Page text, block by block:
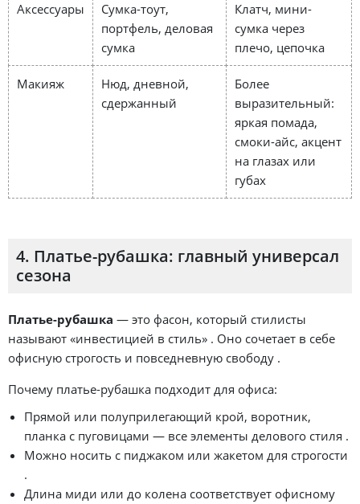
Аксессуары
Сумка-тоут,
портфель, деловая
сумка
Клатч, мини-
сумка через
плечо, цепочка
Макияж
Нюд, дневной,
сдержанный
Более
выразительный:
яркая помада,
смоки-айс, акцент
на глазах или
губах
4. Платье-рубашка: главный универсал
сезона
Платье-рубашка — это фасон, который стилисты
называют «инвестицией в стиль» . Оно сочетает в себе
офисную строгость и повседневную свободу .
Почему платье-рубашка подходит для офиса:
Прямой или полуприлегающий крой, воротник,
планка с пуговицами — все элементы делового стиля .
Можно носить с пиджаком или жакетом для строгости
.
Длина миди или до колена соответствует офисному